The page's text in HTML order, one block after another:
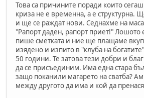
Това са причините поради които
криза не е временна, а е структурна.
и ще се раждат нови. Седнахме на
"Рапорт даден, рапорт приет!" Лошото
пише сметката и ние ще плащаме
изядено и изпито в "клуба на
50 години. Те затова тези добри и
да се присъединим. Има една стара
защо поканили магарето на сватба?
между другото да има и кой да